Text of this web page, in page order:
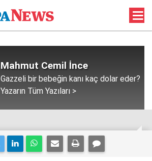
Mahmut Cemil İnce
Gazzeli bir bebeğin kanı kaç dolar eder?
Yazarın Tüm Yazıları >